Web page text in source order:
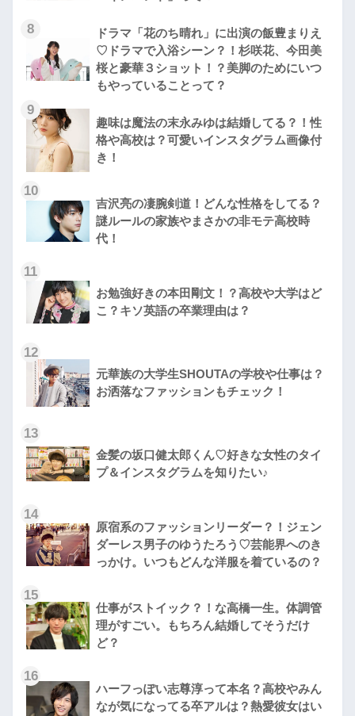
8
ドラマ「花のち晴れ」に出演の飯豊まりえ
♡ドラマで入浴シーン？！杉咲花、今田美
桜と豪華３ショット！？美脚のためにいつ
もやっていることって？
9
趣味は魔法の末永みゆは結婚してる？！性
格や高校は？可愛いインスタグラム画像付
き！
10
吉沢亮の凄腕剣道！どんな性格をしてる？
謎ルールの家族やまさかの非モテ高校時
代！
11
お勉強好きの本田剛文！？高校や大学はど
こ？キソ英語の卒業理由は？
12
元華族の大学生SHOUTAの学校や仕事は？
お洒落なファッションもチェック！
13
金髪の坂口健太郎くん♡好きな女性のタイ
プ＆インスタグラムを知りたい♪
14
原宿系のファッションリーダー？！ジェン
ダーレス男子のゆうたろう♡芸能界へのき
っかけ。いつもどんな洋服を着ているの？
15
仕事がストイック？！な高橋一生。体調管
理がすごい。もちろん結婚してそうだけ
ど？
16
ハーフっぽい志尊淳って本名？高校やみん
なが気になってる卒アルは？熱愛彼女はい